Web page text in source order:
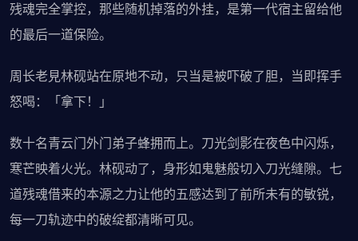
残魂完全掌控，那些随机掉落的外挂，是第一代宿主留给他
的最后一道保险。
周长老見林砚站在原地不动，只当是被吓破了胆，当即挥手
怒喝：「拿下！」
数十名青云门外门弟子蜂拥而上。刀光剑影在夜色中闪烁，
寒芒映着火光。林砚动了，身形如鬼魅般切入刀光缝隙。七
道残魂借来的本源之力让他的五感达到了前所未有的敏锐，
每一刀轨迹中的破绽都清晰可见。